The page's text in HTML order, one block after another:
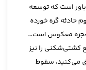
است که توسعه
حادثه گره خورده
معکوس است…
کشتی‌شکنی را نیز
می‌کنید، سقوط